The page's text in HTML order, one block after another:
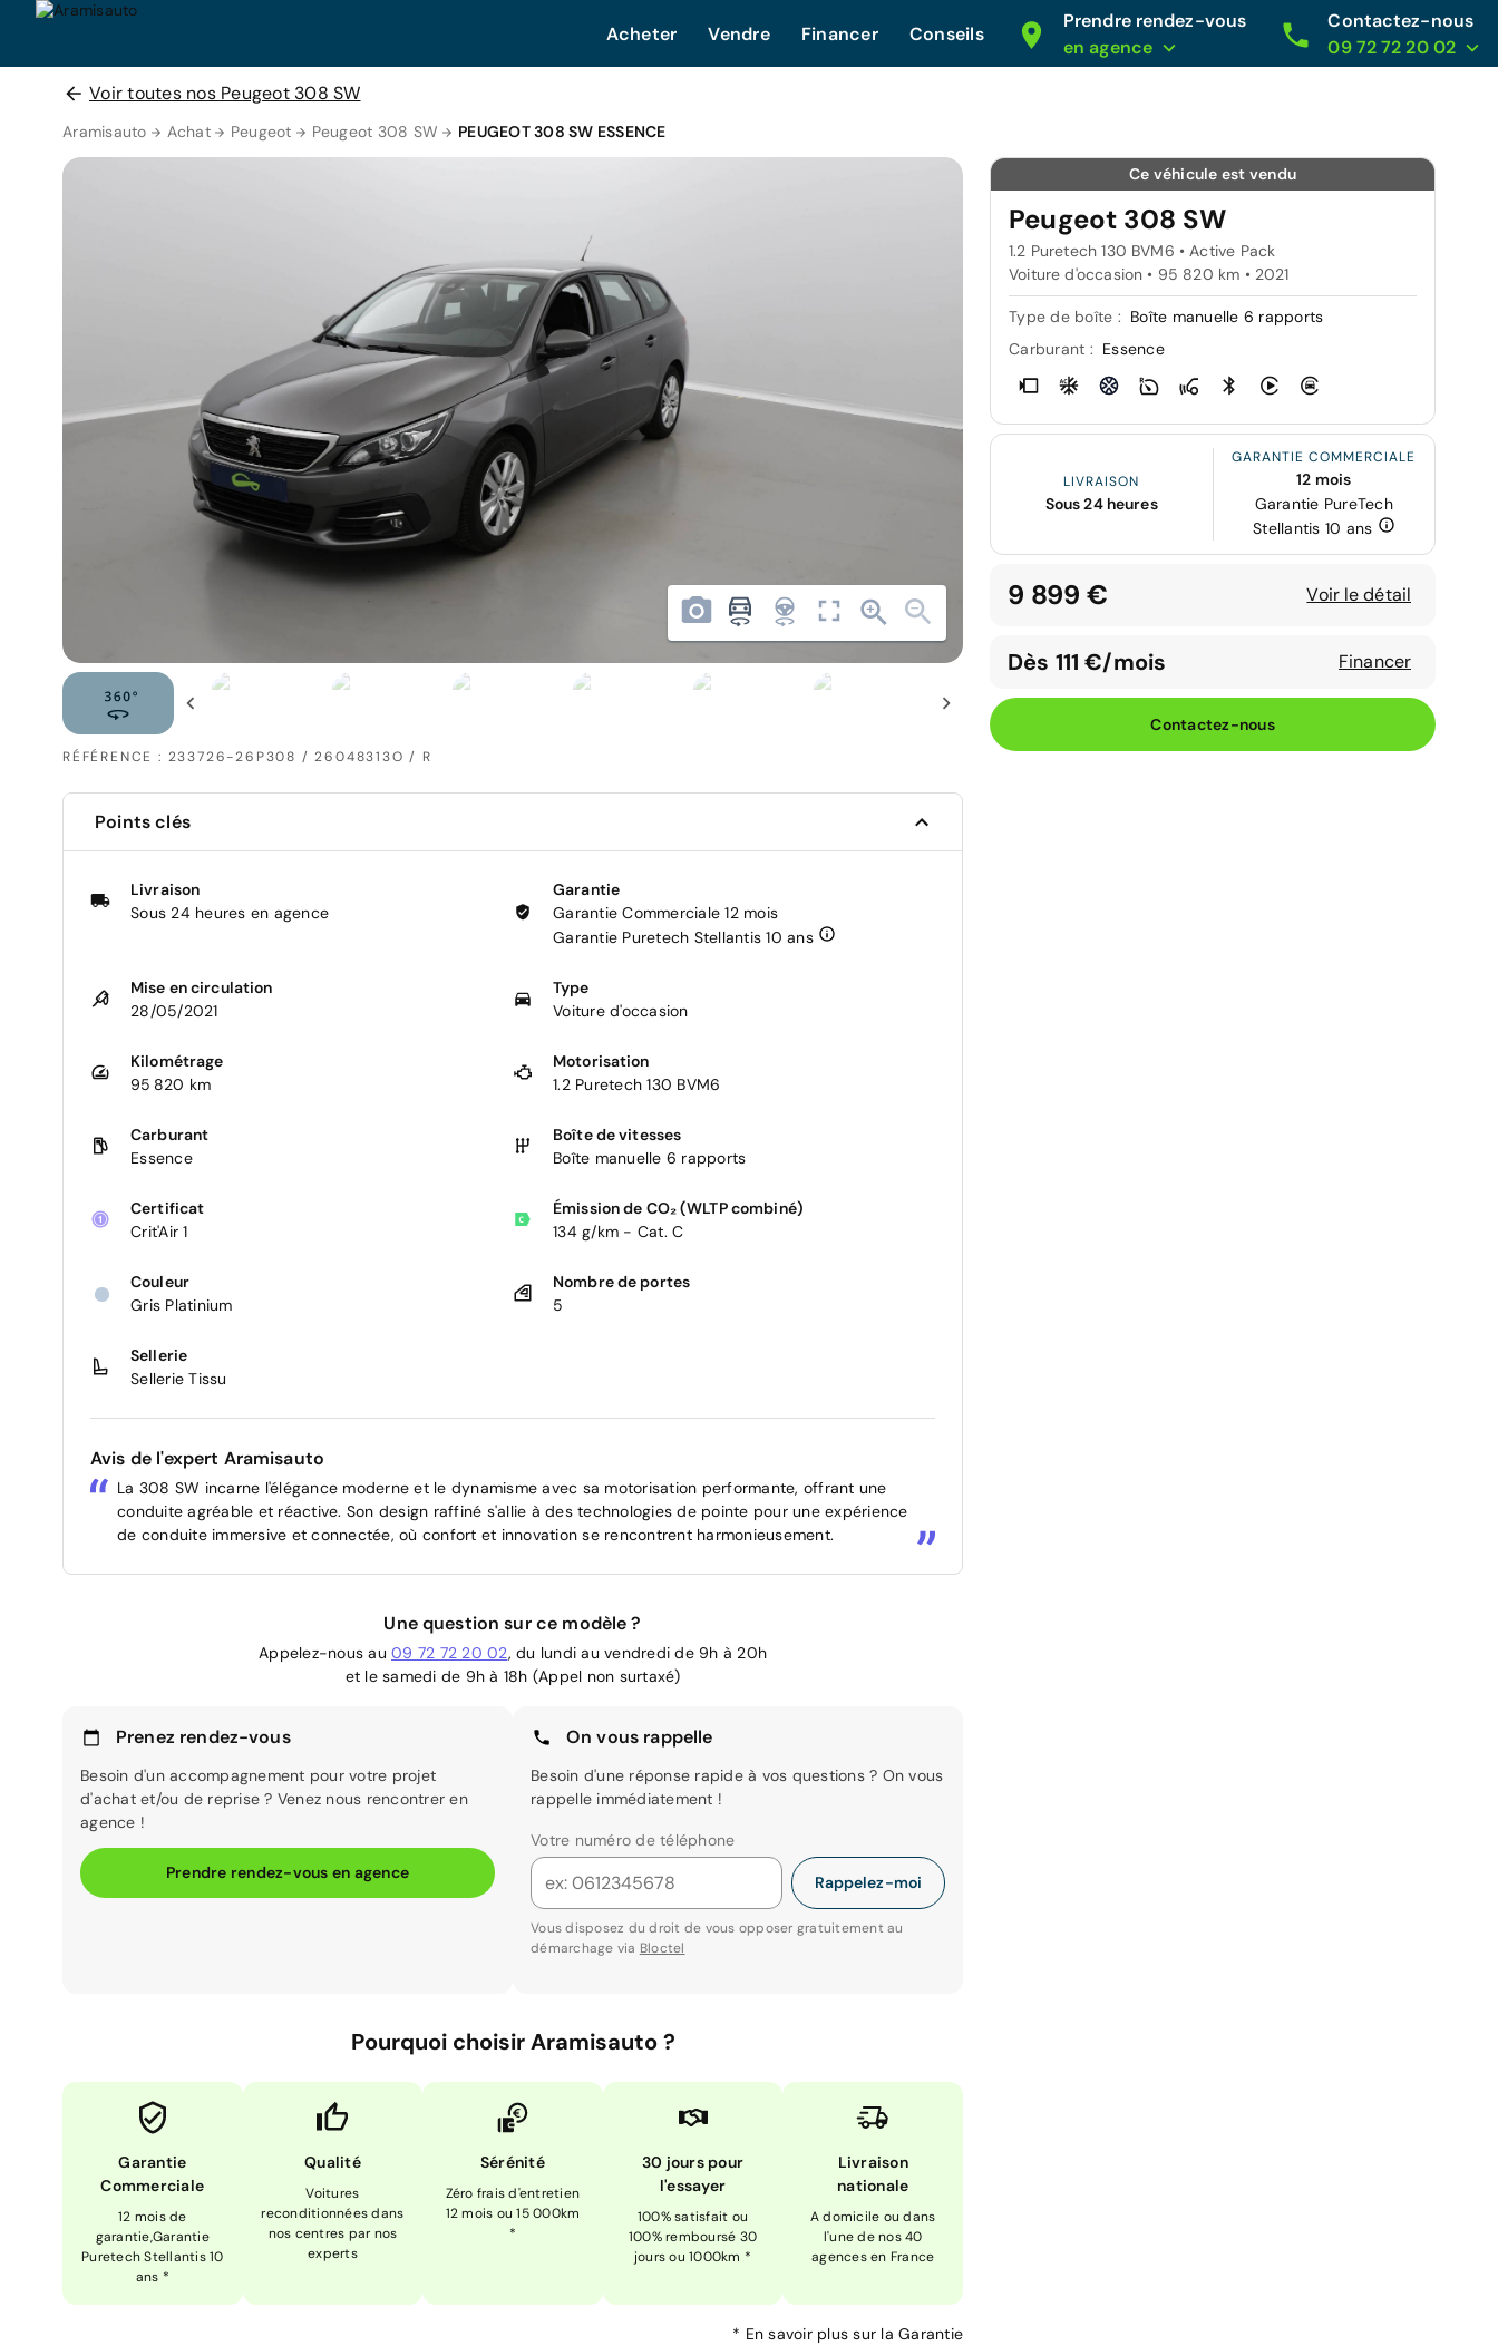
Acheter Vendre Financer Conseils
Prendre rendez-vous
en agence
Contactez-nous
09 72 72 20 02
Voir toutes nos Peugeot 308 SW
Aramisauto Achat Peugeot Peugeot 308 SW PEUGEOT 308 SW ESSENCE
RÉFÉRENCE : 233726-26P308 / 26048313O / R
Ce véhicule est vendu
Peugeot 308 SW
1.2 Puretech 130 BVM6 • Active Pack
Voiture d'occasion • 95 820 km • 2021
Type de boîte : Boîte manuelle 6 rapports
Carburant : Essence
LIVRAISON
Sous 24 heures
GARANTIE COMMERCIALE
12 mois
Garantie PureTech
Stellantis 10 ans
9 899 € Voir le détail
Dès 111 €/mois Financer
Contactez-nous
Points clés
Livraison
Sous 24 heures en agence
Garantie
Garantie Commerciale 12 mois
Garantie Puretech Stellantis 10 ans
Mise en circulation
28/05/2021
Type
Voiture d'occasion
Kilométrage
95 820 km
Motorisation
1.2 Puretech 130 BVM6
Carburant
Essence
Boîte de vitesses
Boîte manuelle 6 rapports
Certificat
Crit'Air 1
Émission de CO₂ (WLTP combiné)
134 g/km - Cat. C
Couleur
Gris Platinium
Nombre de portes
5
Sellerie
Sellerie Tissu
Avis de l'expert Aramisauto
La 308 SW incarne l'élégance moderne et le dynamisme avec sa motorisation performante, offrant une
conduite agréable et réactive. Son design raffiné s'allie à des technologies de pointe pour une expérience
de conduite immersive et connectée, où confort et innovation se rencontrent harmonieusement.
Une question sur ce modèle ?
Appelez-nous au 09 72 72 20 02, du lundi au vendredi de 9h à 20h
et le samedi de 9h à 18h (Appel non surtaxé)
Prenez rendez-vous
Besoin d'un accompagnement pour votre projet
d'achat et/ou de reprise ? Venez nous rencontrer en
agence !
Prendre rendez-vous en agence
On vous rappelle
Besoin d'une réponse rapide à vos questions ? On vous
rappelle immédiatement !
Votre numéro de téléphone
Rappelez-moi
Vous disposez du droit de vous opposer gratuitement au
démarchage via Bloctel
Pourquoi choisir Aramisauto ?
Garantie
Commerciale
12 mois de
garantie,Garantie
Puretech Stellantis 10
ans *
Qualité
Voitures
reconditionnées dans
nos centres par nos
experts
Sérénité
Zéro frais d'entretien
12 mois ou 15 000km
*
30 jours pour
l'essayer
100% satisfait ou
100% remboursé 30
jours ou 1000km *
Livraison
nationale
A domicile ou dans
l'une de nos 40
agences en France
* En savoir plus sur la Garantie